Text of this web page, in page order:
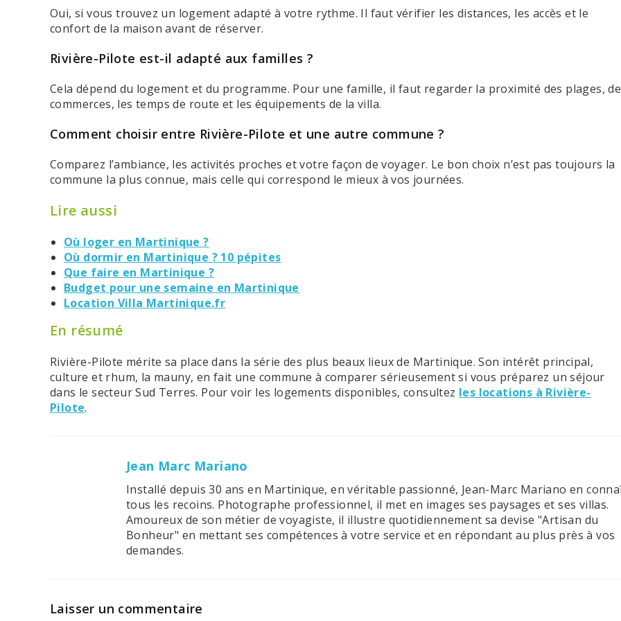
Oui, si vous trouvez un logement adapté à votre rythme. Il faut vérifier les distances, les accès et le
confort de la maison avant de réserver.
Rivière-Pilote est-il adapté aux familles ?
Cela dépend du logement et du programme. Pour une famille, il faut regarder la proximité des plages,
commerces, les temps de route et les équipements de la villa.
Comment choisir entre Rivière-Pilote et une autre commune ?
Comparez l’ambiance, les activités proches et votre façon de voyager. Le bon choix n’est pas toujours la
commune la plus connue, mais celle qui correspond le mieux à vos journées.
Lire aussi
Où loger en Martinique ?
Où dormir en Martinique ? 10 pépites
Que faire en Martinique ?
Budget pour une semaine en Martinique
Location Villa Martinique.fr
En résumé
Rivière-Pilote mérite sa place dans la série des plus beaux lieux de Martinique. Son intérêt principal,
culture et rhum, la mauny, en fait une commune à comparer sérieusement si vous préparez un séjour
dans le secteur Sud Terres. Pour voir les logements disponibles, consultez les locations à Rivière-
Pilote.
Jean Marc Mariano
Installé depuis 30 ans en Martinique, en véritable passionné, Jean-Marc Mariano en
tous les recoins. Photographe professionnel, il met en images ses paysages et ses villas.
Amoureux de son métier de voyagiste, il illustre quotidiennement sa devise "Artisan du
Bonheur" en mettant ses compétences à votre service et en répondant au plus près à vos
demandes.
Laisser un commentaire